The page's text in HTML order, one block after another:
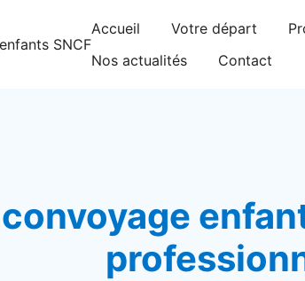
Accueil Votre départ
Nos actualités
Contact
convoyage
accompagnements sont pris d’assaut.